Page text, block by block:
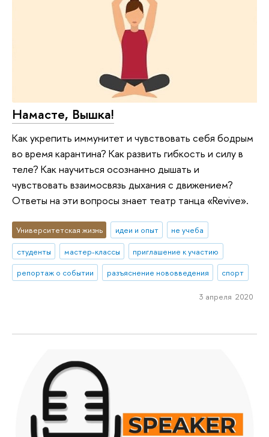
Намасте, Вышка!
Как укрепить иммунитет и чувствовать себя бодрым
во время карантина? Как развить гибкость и силу в
теле? Как научиться осознанно дышать и
чувствовать взаимосвязь дыхания с движением?
Ответы на эти вопросы знает театр танца «Revive».
Университетская жизнь идеи и опыт
не учеба
студенты
мастер-классы
приглашение к участию
репортаж о событии
разъяснение нововведения спорт
3 апреля 2020